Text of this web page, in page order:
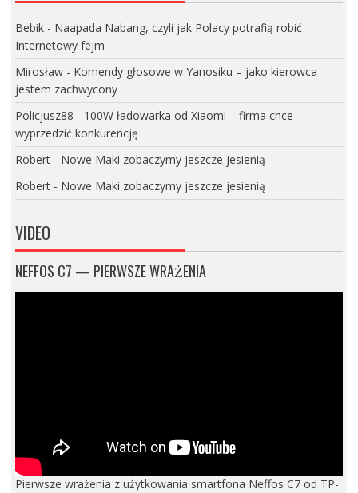
Bebik- Naapada Nabang, czyli jak Polacy potrafią robić
Internetowy fejm
Mirosław- Komendy głosowe w Yanosiku – jako kierowca
jestem zachwycony
Policjusz88 - 100W ładowarka od Xiaomi – firma chce
wyprzedzić konkurencję
Robert- Nowe Maki zobaczymy jeszcze jesienią
Robert- Nowe Maki zobaczymy jeszcze jesienią
VIDEO
NEFFOS C7 — PIERWSZE WRAŻENIA
Pierwsze wrażenia z użytkowania smartfona Neffos C7 od TP-